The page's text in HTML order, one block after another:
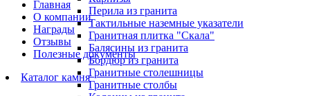
Перила из гранита
Тактильные наземные указатели
Гранитная плитка "Скала"
Балясины из гранита
Бордюр из гранита
Гранитные столешницы
Гранитные столбы
Главная
О компании
Награды
Отзывы
Полезные документы
Каталог камня